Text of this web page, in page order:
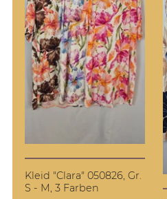
Kleid "Clara" 050826, Gr.
S - M, 3 Farben